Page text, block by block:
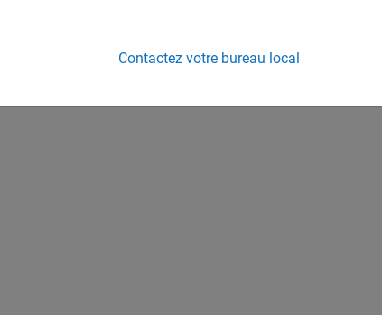
Contactez votre bureau local